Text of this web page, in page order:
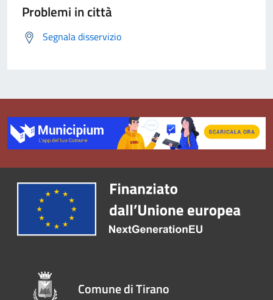
Problemi in città
Segnala disservizio
Comune di Tirano